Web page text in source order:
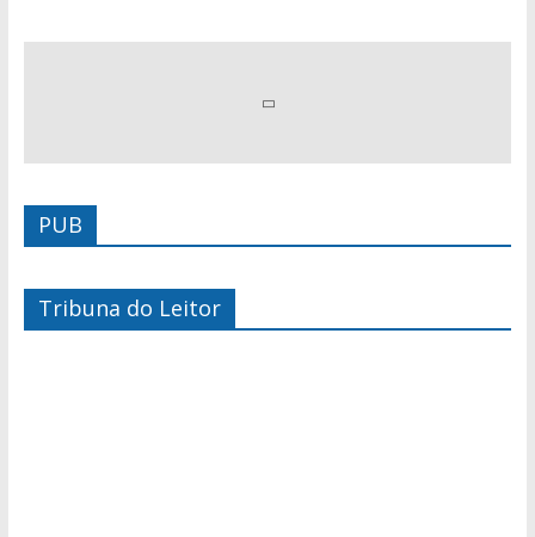
PUB
Tribuna do Leitor